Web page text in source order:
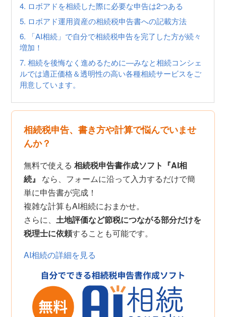
4. ロボアドを相続した際に必要な申告は2つある
5. ロボアド運用資産の相続税申告書への記載方法
6. 「AI相続」で自分で相続税申告を完了した方が続々
増加！
7. 相続を後悔なく進めるために—みなと相続コンシェ
ルでは適正価格＆透明性の高い各種相続サービスをご
用意しています。
相続税申告、書き方や計算で悩んでいませ
んか？
無料で使える相続税申告書作成ソフト『AI相
続』
なら、フォームに沿って入力するだけで簡
単に申告書が完成！
複雑な計算もAI相続におまかせ。
さらに、土地評価など節税につながる部分だけを
税理士に依頼することも可能です。
AI相続の詳細を見る